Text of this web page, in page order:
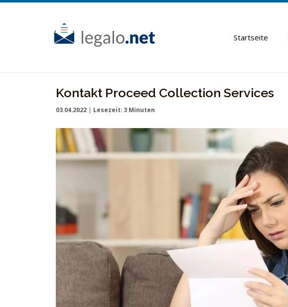
Skip
Startseite
Kontakt Proceed Collection Services
03.04.2022 | Lesezeit: 3 Minuten